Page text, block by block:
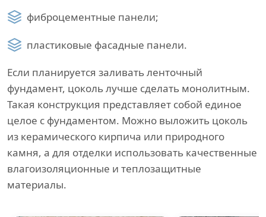
фиброцементные панели;
пластиковые фасадные панели.
Если планируется заливать ленточный
фундамент, цоколь лучше сделать монолитным.
Такая конструкция представляет собой единое
целое с фундаментом. Можно выложить цоколь
из керамического кирпича или природного
камня, а для отделки использовать качественные
влагоизоляционные и теплозащитные
материалы.